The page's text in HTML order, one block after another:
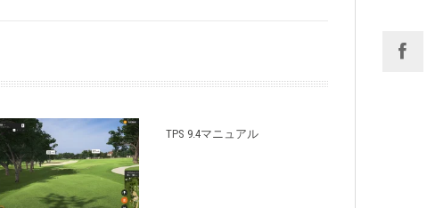
TPS 9.4マニュアル